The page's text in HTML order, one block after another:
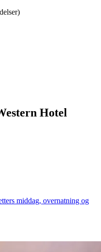
Hotel
middag, overnatning og